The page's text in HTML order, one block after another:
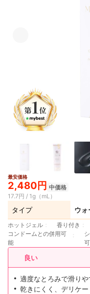
最安価格
2,480円 中価格
17.7円 / 1g（mL）
タイプ ウォ
ホットジェル 香り付き
コンドームとの併用可
能
良い
適度なとろみで滑り
乾きにくく、デリケ